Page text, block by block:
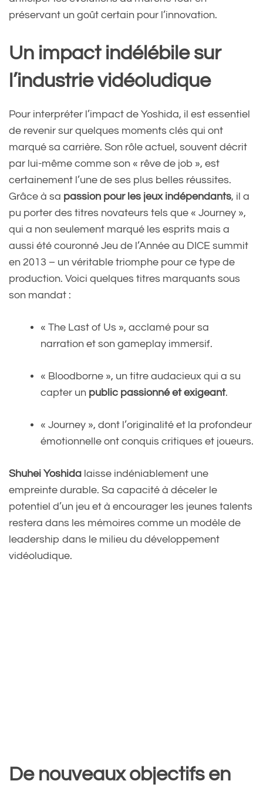
préservant un goût certain pour l’innovation.
Un impact indélébile sur
l’industrie vidéoludique
Pour interpréter l’impact de Yoshida, il est essentiel
de revenir sur quelques moments clés qui ont
marqué sa carrière. Son rôle actuel, souvent décrit
par lui-même comme son « rêve de job », est
certainement l’une de ses plus belles réussites.
Grâce à sa passion pour les jeux indépendants, il a
pu porter des titres novateurs tels que « Journey »,
qui a non seulement marqué les esprits mais a
aussi été couronné Jeu de l’Année au DICE summit
en 2013 – un véritable triomphe pour ce type de
production. Voici quelques titres marquants sous
son mandat :
« The Last of Us », acclamé pour sa
narration et son gameplay immersif.
« Bloodborne », un titre audacieux qui a su
capter un public passionné et exigeant.
« Journey », dont l’originalité et la profondeur
émotionnelle ont conquis critiques et joueurs.
Shuhei Yoshida laisse indéniablement une
empreinte durable. Sa capacité à déceler le
potentiel d’un jeu et à encourager les jeunes talents
restera dans les mémoires comme un modèle de
leadership dans le milieu du développement
vidéoludique.
De nouveaux objectifs en